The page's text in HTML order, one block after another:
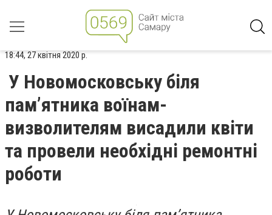
18:44, 27 квітня 2020 р.
У Новомосковську біля
пам’ятника воїнам-
визволителям висадили квіти
та провели необхідні ремонтні
роботи